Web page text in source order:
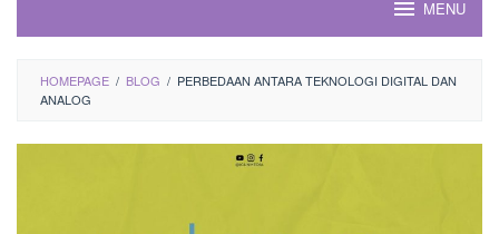
MENU
HOMEPAGE / BLOG / PERBEDAAN ANTARA TEKNOLOGI DIGITAL DAN
ANALOG